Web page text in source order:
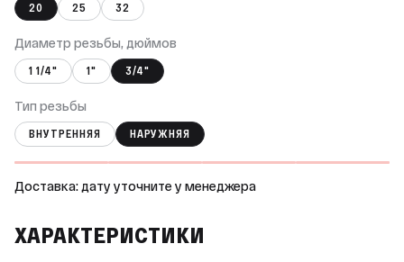
20 25 32
Диаметр резьбы, дюймов
1 1/4" 1" 3/4"
Тип резьбы
ВНУТРЕННЯЯ НАРУЖНЯЯ
Доставка: дату уточните у менеджера
ХАРАКТЕРИСТИКИ